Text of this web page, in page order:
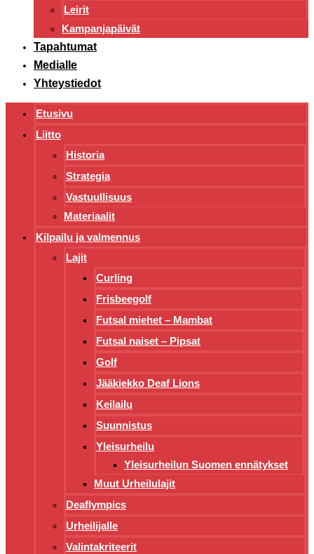
Leirit
Kampanjapäivät
Tapahtumat
Medialle
Yhteystiedot
Etusivu
Liitto
Historia
Strategia
Vastuullisuus
Materiaalit
Kilpailu ja valmennus
Lajit
Curling
Frisbeegolf
Futsal miehet – Mambat
Futsal naiset – Pipsat
Golf
Jääkiekko Deaf Lions
Keilailu
Suunnistus
Yleisurheilu
Yleisurheilun Suomen ennätykset
Muut Urheilulajit
Deaflympics
Urheilijalle
Valintakriteerit